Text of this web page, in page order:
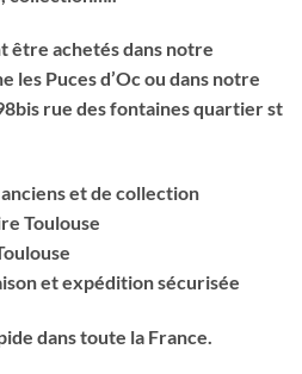
être achetés dans notre
les Puces d’Oc ou dans notre
rue des fontaines quartier st
et de collection
Toulouse
et expédition sécurisée
dans toute la France.